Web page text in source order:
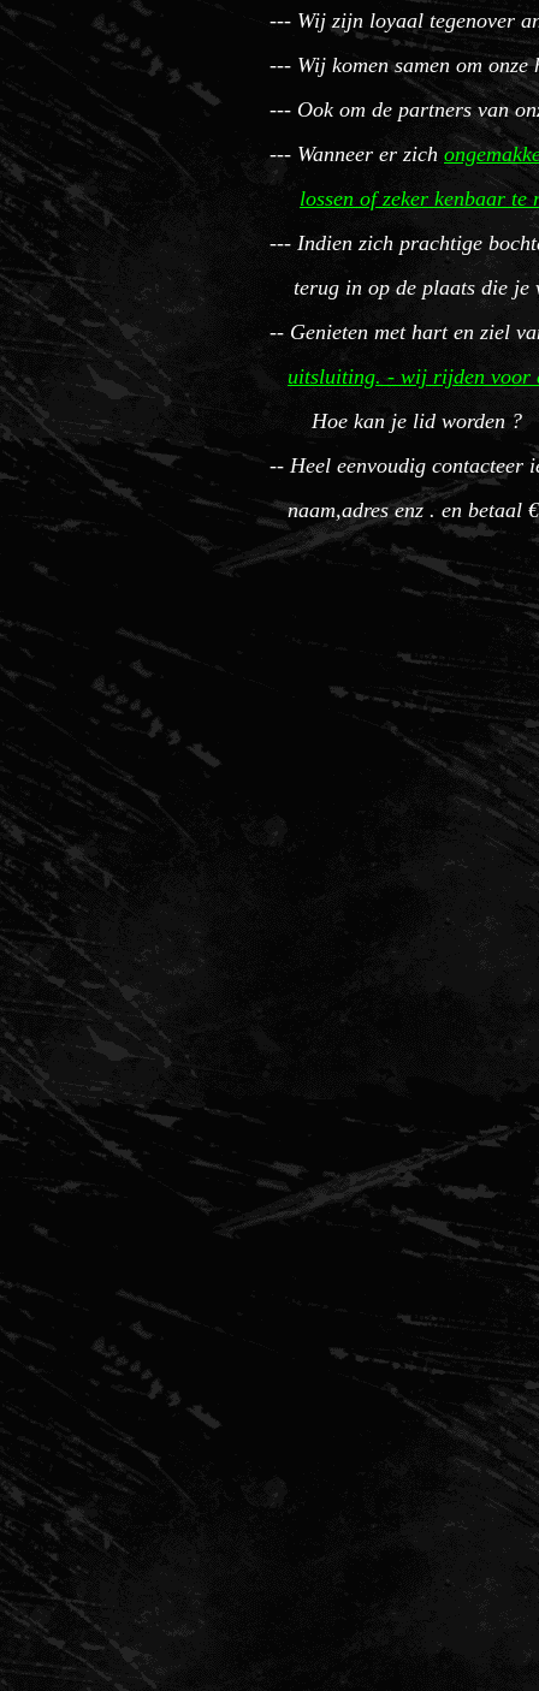
--- Wij zijn loyaal tegenover
--- Wij komen samen om
--- Ook om de partners van
--- Wanneer er zich
lossen of zeker kenbaar te
--- Indien zich prachtige
terug in op de plaats die je
-- Genieten met hart en ziel
uitsluiting. - wij rijden voor
Hoe kan je lid worden ?
-- Heel eenvoudig contacteer
naam,adres enz . en betaal
Secretaris: